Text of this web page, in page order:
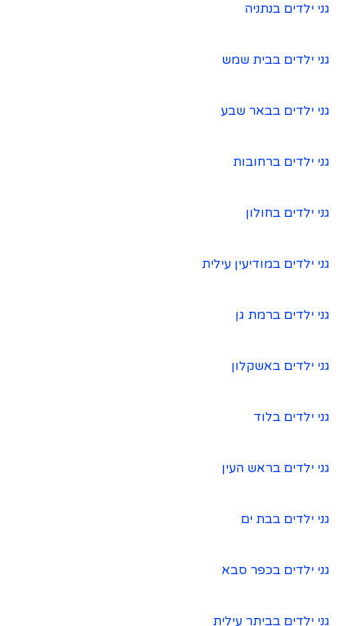
גני ילדים בנתניה
גני ילדים בבית שמש
גני ילדים בבאר שבע
גני ילדים ברחובות
גני ילדים בחולון
גני ילדים במודיעין עילית
גני ילדים ברמת גן
גני ילדים באשקלון
גני ילדים בלוד
גני ילדים בראש העין
גני ילדים בבת ים
גני ילדים בכפר סבא
גני ילדים בביתר עילית